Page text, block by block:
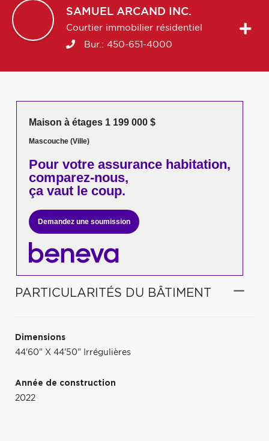
SAMUEL ARCAND INC.
Courtier immobilier résidentiel
Bur.: 450-651-4000
Maison à étages 1 199 000 $
Mascouche (Ville)
Pour votreassurance habitation,
comparez-nous,
ça vaut le coup.
Demandez une soumission
PARTICULARITÉS DU BÂTIMENT
Dimensions
44'60" X 44'50" Irrégulières
Année de construction
2022